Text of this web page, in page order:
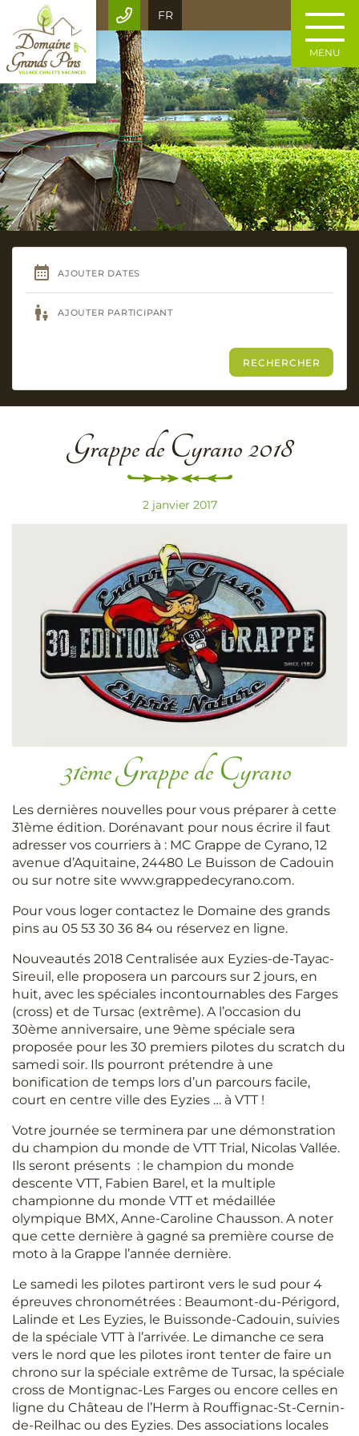
FR
MENU
Grappe de Cyrano 2018
2 janvier 2017
31ème Grappe de Cyrano
Les dernières nouvelles pour vous préparer à cette
31ème édition. Dorénavant pour nous écrire il faut
adresser vos courriers à : MC Grappe de Cyrano, 12
avenue d’Aquitaine, 24480 Le Buisson de Cadouin
ou sur notre site www.grappedecyrano.com.
Pour vous loger contactez le Domaine des grands
pins au 05 53 30 36 84 ou réservez en ligne.
Nouveautés 2018 Centralisée aux Eyzies-de-Tayac-
Sireuil, elle proposera un parcours sur 2 jours, en
huit, avec les spéciales incontournables des Farges
(cross) et de Tursac (extrême). A l’occasion du
30ème anniversaire, une 9ème spéciale sera
proposée pour les 30 premiers pilotes du scratch du
samedi soir. Ils pourront prétendre à une
bonification de temps lors d’un parcours facile,
court en centre ville des Eyzies … à VTT !
Votre journée se terminera par une démonstration
du champion du monde de VTT Trial, Nicolas Vallée.
Ils seront présents : le champion du monde
descente VTT, Fabien Barel, et la multiple
championne du monde VTT et médaillée
olympique BMX, Anne-Caroline Chausson. A noter
que cette dernière à gagné sa première course de
moto à la Grappe l’année dernière.
Le samedi les pilotes partiront vers le sud pour 4
épreuves chronométrées : Beaumont-du-Périgord,
Lalinde et Les Eyzies, le Buissonde-Cadouin, suivies
de la spéciale VTT à l’arrivée. Le dimanche ce sera
vers le nord que les pilotes iront tenter de faire un
chrono sur la spéciale extrême de Tursac, la spéciale
cross de Montignac-Les Farges ou encore celles en
ligne du Château de l’Herm à Rouffignac-St-Cernin-
de-Reilhac ou des Eyzies. Des associations locales